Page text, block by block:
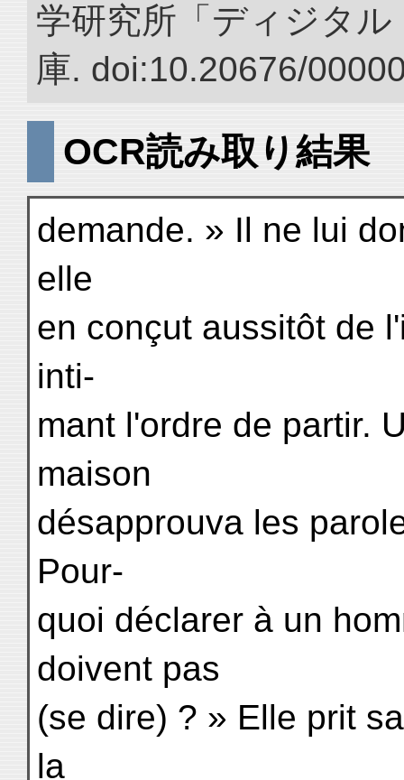
学研究所「ディジタ
庫. doi:10.20676/
OCR読み取り結果
demande. » Il ne lui
elle
en conçut aussitôt de
inti-
mant l'ordre de partir.
maison
désapprouva les
Pour-
quoi déclarer à un
doivent pas
(se dire) ? » Elle prit
la